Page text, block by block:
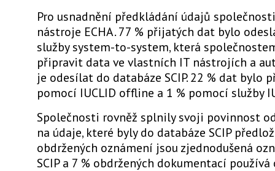
Pro usnadnění předkládání údajů
nástroje ECHA. 77 % přijatých dat bylo
služby system-to-system, která
připravit data ve vlastních IT nástrojích a
je odesílat do databáze SCIP. 22 % dat bylo
pomocí IUCLID offline a 1 % pomocí služby
Společnosti rovněž splnily svoji povinnost
na údaje, které byly do databáze SCIP
obdržených oznámení jsou zjednodušená
SCIP a 7 % obdržených dokumentací